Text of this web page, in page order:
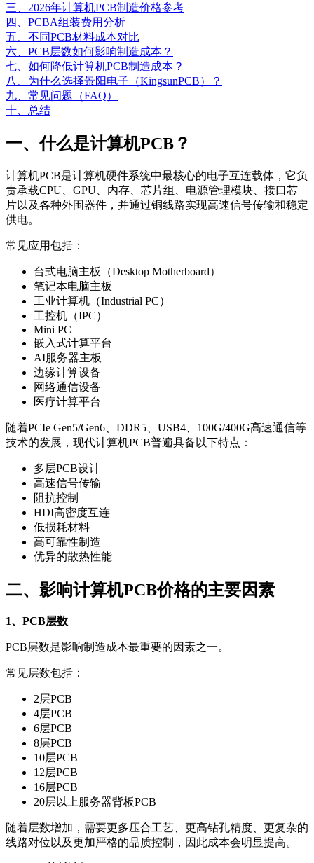
三、2026年计算机PCB制造价格参考
四、PCBA组装费用分析
五、不同PCB材料成本对比
六、PCB层数如何影响制造成本？
七、如何降低计算机PCB制造成本？
八、为什么选择景阳电子（KingsunPCB）？
九、常见问题（FAQ）
十、总结
一、什么是计算机PCB？
计算机PCB是计算机硬件系统中最核心的电子互连载体，它负
责承载CPU、GPU、内存、芯片组、电源管理模块、接口芯
片以及各种外围器件，并通过铜线路实现高速信号传输和稳定
供电。
常见应用包括：
台式电脑主板（Desktop Motherboard）
笔记本电脑主板
工业计算机（Industrial PC）
工控机（IPC）
Mini PC
嵌入式计算平台
AI服务器主板
边缘计算设备
网络通信设备
医疗计算平台
随着PCIe Gen5/Gen6、DDR5、USB4、100G/400G高速通信等
技术的发展，现代计算机PCB普遍具备以下特点：
多层PCB设计
高速信号传输
阻抗控制
HDI高密度互连
低损耗材料
高可靠性制造
优异的散热性能
二、影响计算机PCB价格的主要因素
1、PCB层数
PCB层数是影响制造成本最重要的因素之一。
常见层数包括：
2层PCB
4层PCB
6层PCB
8层PCB
10层PCB
12层PCB
16层PCB
20层以上服务器背板PCB
随着层数增加，需要更多压合工艺、更高钻孔精度、更复杂的
线路对位以及更加严格的品质控制，因此成本会明显提高。